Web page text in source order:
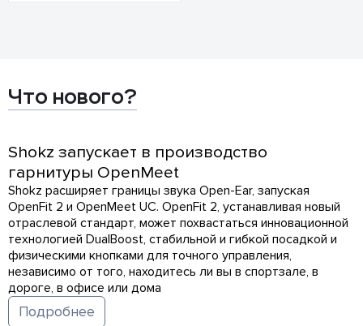
Что нового?
Shokz запускает в производство
гарнитуры OpenMeet
Shokz расширяет границы звука Open-Ear, запуская
OpenFit 2 и OpenMeet UC. OpenFit 2, устанавливая новый
отраслевой стандарт, может похвастаться инновационной
технологией DualBoost, стабильной и гибкой посадкой и
физическими кнопками для точного управления,
независимо от того, находитесь ли вы в спортзале, в
дороге, в офисе или дома
Подробнее